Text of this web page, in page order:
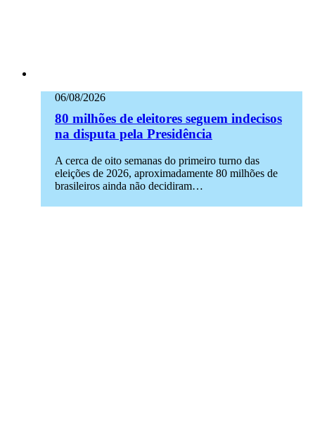
06/08/2026
80 milhões de eleitores seguem indecisos
na disputa pela Presidência
A cerca de oito semanas do primeiro turno das
eleições de 2026, aproximadamente 80 milhões de
brasileiros ainda não decidiram…